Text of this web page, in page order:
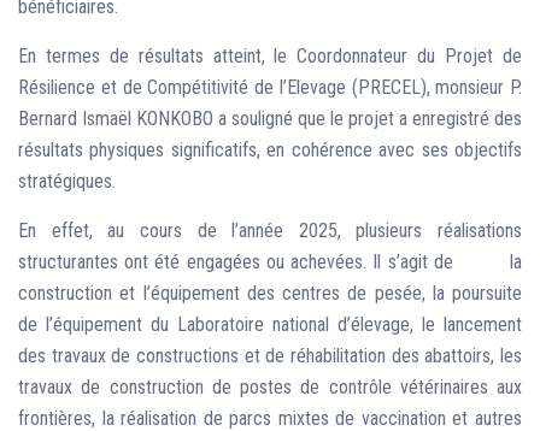
bénéficiaires.
En termes de résultats atteint, le Coordonnateur du Projet de
Résilience et de Compétitivité de l’Elevage (PRECEL), monsieur P.
Bernard Ismaël KONKOBO a souligné que le projet a enregistré des
résultats physiques significatifs, en cohérence avec ses objectifs
stratégiques.
En effet, au cours de l’année 2025, plusieurs réalisations
structurantes ont été engagées ou achevées. Il s’agit de la
construction et l’équipement des centres de pesée, la poursuite
de l’équipement du Laboratoire national d’élevage, le lancement
des travaux de constructions et de réhabilitation des abattoirs, les
travaux de construction de postes de contrôle vétérinaires aux
frontières, la réalisation de parcs mixtes de vaccination et autres